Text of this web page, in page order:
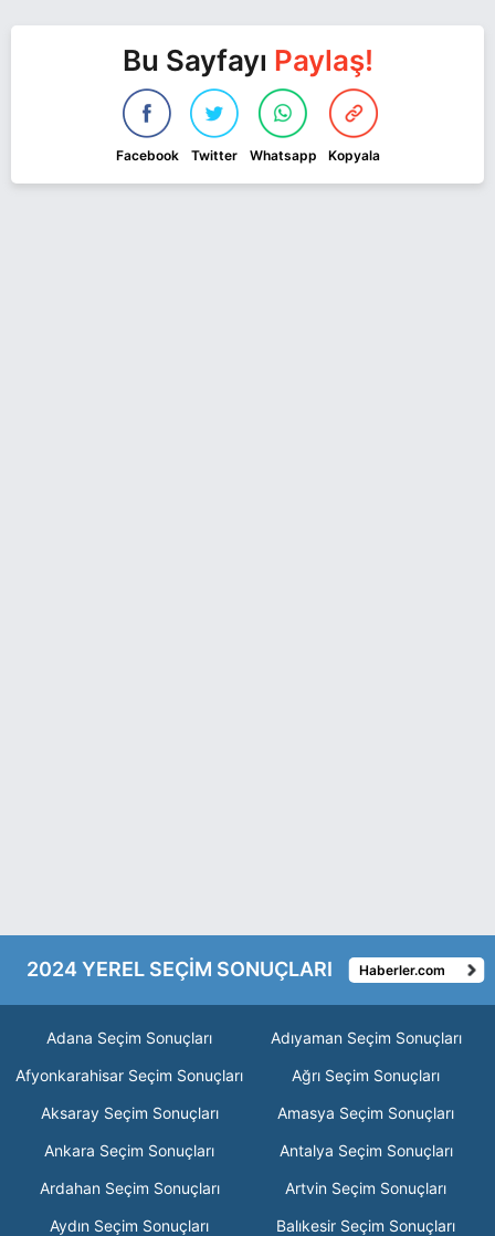
Bu Sayfayı Paylaş!
Facebook Twitter Whatsapp Kopyala
2024 YEREL SEÇİM SONUÇLARI Haberler.com
Adana Seçim Sonuçları
Adıyaman Seçim Sonuçları
Afyonkarahisar Seçim Sonuçları
Ağrı Seçim Sonuçları
Aksaray Seçim Sonuçları
Amasya Seçim Sonuçları
Ankara Seçim Sonuçları
Antalya Seçim Sonuçları
Ardahan Seçim Sonuçları
Artvin Seçim Sonuçları
Aydın Seçim Sonuçları
Balıkesir Seçim Sonuçları